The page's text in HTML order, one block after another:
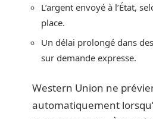
L’argent envoyé à l’État,
place.
Un délai prolongé dans
sur demande expresse.
Western Union ne
automatiquement